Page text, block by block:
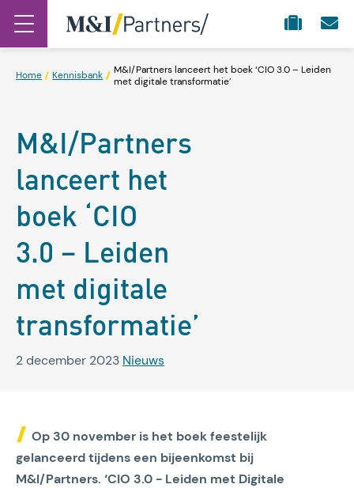
Home Kennisbank
M&I/Partners lanceert het boek ‘CIO 3.0 – Leiden
met digitale transformatie’
M&I/Partners
lanceert het
boek ‘CIO
3.0 – Leiden
met digitale
transformatie’
2 december 2023 Nieuws
Op 30 november is het boek feestelijk
gelanceerd tijdens een bijeenkomst bij
M&I/Partners. ‘CIO 3.0 - Leiden met Digitale